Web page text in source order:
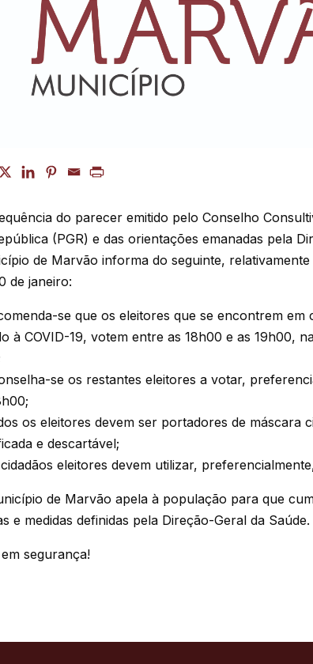
do parecer emitido pelo Conselho
(PGR) e das orientações emanadas pela
de Marvão informa do seguinte, relativamente
de janeiro:
se que os eleitores que se encontrem
à COVID-19, votem entre as 18h00 e as 19h00,
se os restantes eleitores a votar,
os eleitores devem ser portadores de máscara
e descartável;
cidadãos eleitores devem utilizar,
de Marvão apela à população para que
e medidas definidas pela Direção-Geral da Saúde.
segurança!